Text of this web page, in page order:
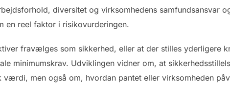
diversitet og virksomhedens samfundsansvar
en reel faktor i risikovurderingen.
fravælges som sikkerhed, eller at der stilles yderligere
minimumskrav. Udviklingen vidner om, at
værdi, men også om, hvordan pantet eller virksomheden